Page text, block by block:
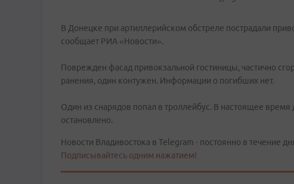
В Донецке при артиллерийском обстреле пострадали
сообщает РИА «Новости».
Поврежден фасад привокзальной гостиницы, частично
ранения, один контужен. Информации о погибших нет.
Один из снарядов попал в троллейбус. В настоящее
остановлено.
Новости Владивостока в Telegram - постоянно в течение
Подписывайтесь одним нажатием!